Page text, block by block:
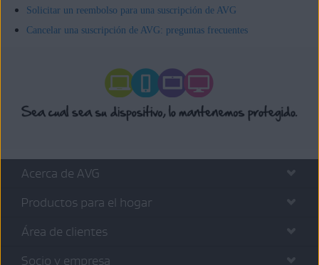
Solicitar un reembolso para una suscripción de AVG
Cancelar una suscripción de AVG: preguntas frecuentes
Acerca de AVG
Productos para el hogar
Área de clientes
Socio y empresa